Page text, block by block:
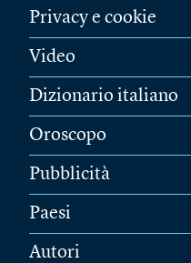
Privacy e cookie
Video
Dizionario italiano
Oroscopo
Pubblicità
Paesi
Autori